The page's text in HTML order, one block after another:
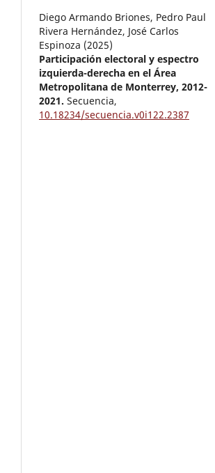
Diego Armando Briones, Pedro Paul
Rivera Hernández, José Carlos
Espinoza (2025)
Participación electoral y espectro
izquierda-derecha en el Área
Metropolitana de Monterrey, 2012-
2021.Secuencia,
10.18234/secuencia.v0i122.2387